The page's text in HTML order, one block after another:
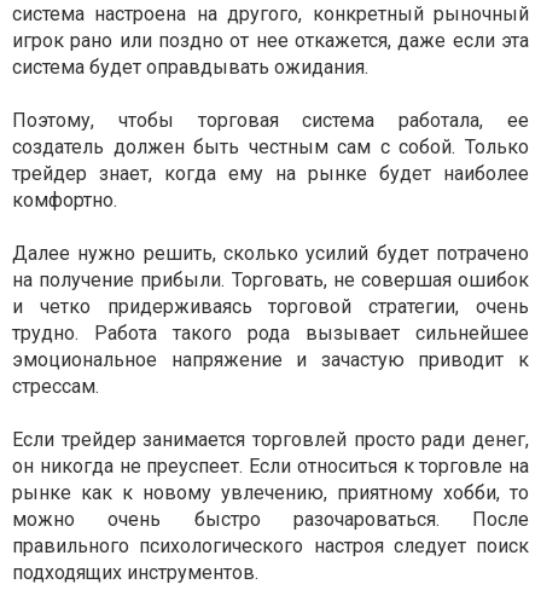
система настроена на другого, конкретный рыночный
игрок рано или поздно от нее откажется, даже если эта
система будет оправдывать ожидания.
Поэтому, чтобы торговая система работала, ее
создатель должен быть честным сам с собой. Только
трейдер знает, когда ему на рынке будет наиболее
комфортно.
Далее нужно решить, сколько усилий будет потрачено
на получение прибыли. Торговать, не совершая ошибок
и четко придерживаясь торговой стратегии, очень
трудно. Работа такого рода вызывает сильнейшее
эмоциональное напряжение и зачастую приводит к
стрессам.
Если трейдер занимается торговлей просто ради денег,
он никогда не преуспеет. Если относиться к торговле на
рынке как к новому увлечению, приятному хобби, то
можно очень быстро разочароваться. После
правильного психологического настроя следует поиск
подходящих инструментов.